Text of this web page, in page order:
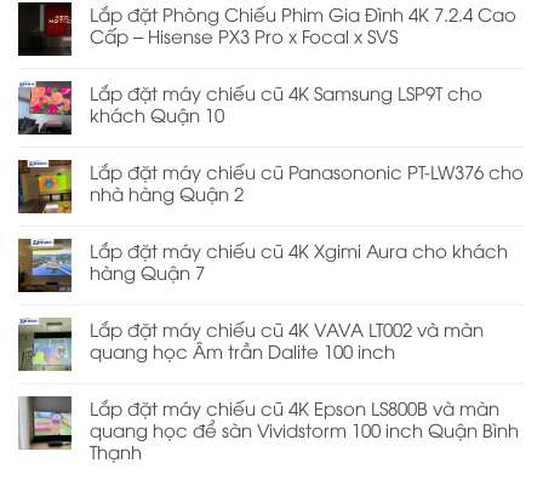
Lắp đặt Phòng Chiếu Phim Gia Đình 4K 7.2.4 Cao
Cấp – Hisense PX3 Pro x Focal x SVS
Lắp đặt máy chiếu cũ 4K Samsung LSP9T cho
khách Quận 10
Lắp đặt máy chiếu cũ Panasononic PT-LW376 cho
nhà hàng Quận 2
Lắp đặt máy chiếu cũ 4K Xgimi Aura cho khách
hàng Quận 7
Lắp đặt máy chiếu cũ 4K VAVA LT002 và màn
quang học Âm trần Dalite 100 inch
Lắp đặt máy chiếu cũ 4K Epson LS800B và màn
quang học để sàn Vividstorm 100 inch Quận Bình
Thạnh